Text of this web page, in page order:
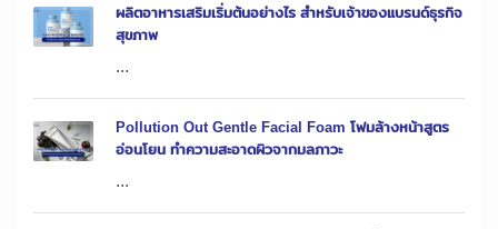
ผลิตอาหารเสริมเริ่มต้นอย่างไร สำหรับเจ้าของแบรนด์ธุรกิจ
สุขภาพ
...
Pollution Out Gentle Facial Foam โฟมล้างหน้าสูตร
อ่อนโยน ทำความสะอาดผิวจากมลภาวะ
...